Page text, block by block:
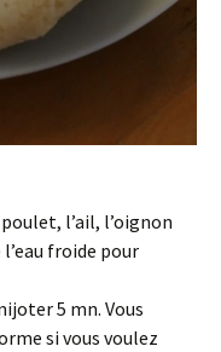
l’ail, l’oignon
froide pour
5 mn. Vous
si vous voulez